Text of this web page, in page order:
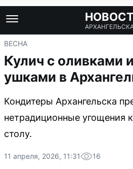
ВЕСНА
Кулич с оливками
ушками в
Кондитеры Архангельска
нетрадиционные угощения
столу.
11 апреля, 2026, 11:31 16